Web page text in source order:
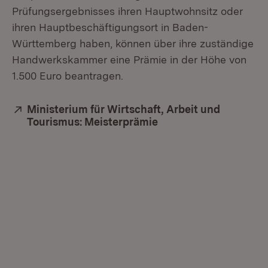
Prüfungsergebnisses ihren Hauptwohnsitz oder
ihren Hauptbeschäftigungsort in Baden-
Württemberg haben, können über ihre zuständige
Handwerkskammer eine Prämie in der Höhe von
1.500 Euro beantragen.
Extern:
Ministerium für Wirtschaft, Arbeit und
Tourismus: Meisterprämie